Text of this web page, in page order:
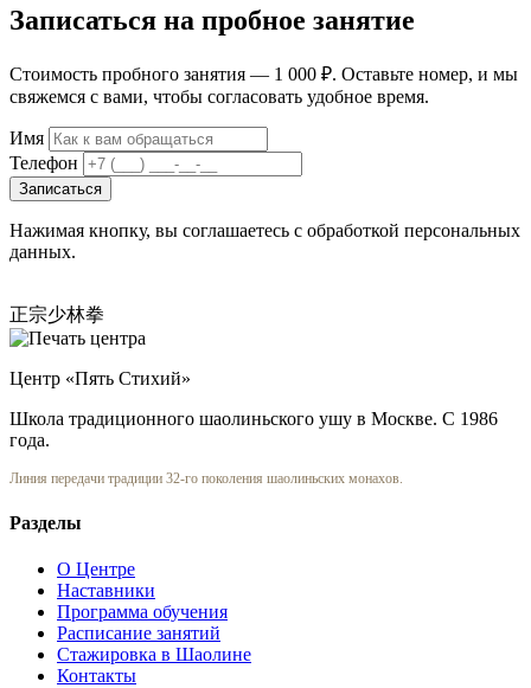
Записаться на пробное занятие
Стоимость пробного занятия — 1 000 ₽. Оставьте номер, и мы
свяжемся с вами, чтобы согласовать удобное время.
Имя
Телефон
Записаться
Нажимая кнопку, вы соглашаетесь с обработкой персональных
данных.
正宗少林拳
Центр «Пять Стихий»
Школа традиционного шаолиньского ушу в Москве. С 1986
года.
Линия передачи традиции 32-го поколения шаолиньских монахов.
Разделы
О Центре
Наставники
Программа обучения
Расписание занятий
Стажировка в Шаолине
Контакты